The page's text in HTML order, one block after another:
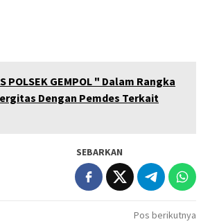
POLSEK GEMPOL " Dalam Rangka
Dengan Pemdes Terkait
SEBARKAN
Pos berikutnya